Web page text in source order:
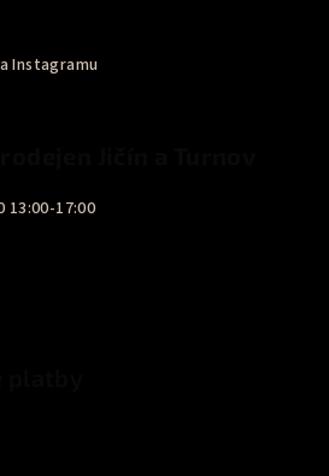
Instagramu
13:00-17:00